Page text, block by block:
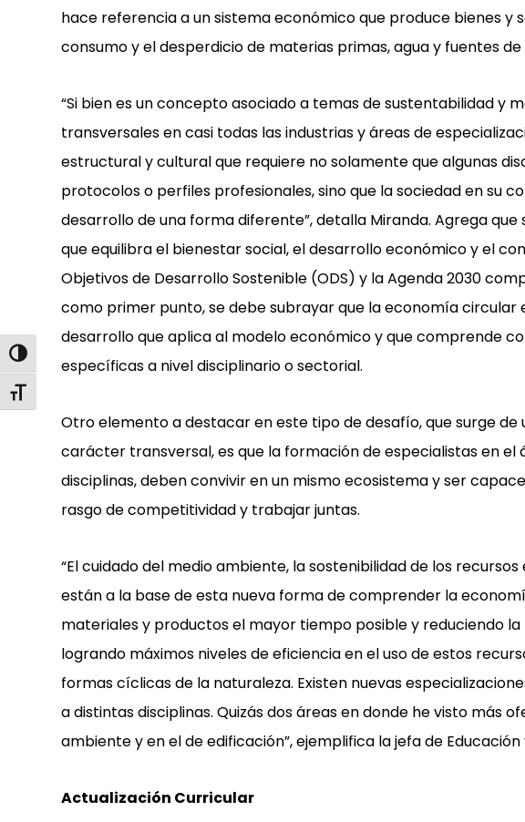
Alternar alto contraste
Alternar tamaño de letra
hace referencia a un sistema económico que produce bienes y
consumo y el desperdicio de materias primas, agua y fuentes
“Si bien es un concepto asociado a temas de sustentabilidad y
transversales en casi todas las industrias y áreas de
estructural y cultural que requiere no solamente que algunas
protocolos o perfiles profesionales, sino que la sociedad en su
desarrollo de una forma diferente”, detalla Miranda. Agrega
que equilibra el bienestar social, el desarrollo económico y el
Objetivos de Desarrollo Sostenible (ODS) y la Agenda 2030
como primer punto, se debe subrayar que la economía circular
desarrollo que aplica al modelo económico y que comprende
específicas a nivel disciplinario o sectorial.
Otro elemento a destacar en este tipo de desafío, que surge
carácter transversal, es que la formación de especialistas en
disciplinas, deben convivir en un mismo ecosistema y ser
rasgo de competitividad y trabajar juntas.
“El cuidado del medio ambiente, la sostenibilidad de los
están a la base de esta nueva forma de comprender la
materiales y productos el mayor tiempo posible y reduciendo la
logrando máximos niveles de eficiencia en el uso de estos
formas cíclicas de la naturaleza. Existen nuevas
a distintas disciplinas. Quizás dos áreas en donde he visto más
ambiente y en el de edificación”, ejemplifica la jefa de
Actualización Curricular